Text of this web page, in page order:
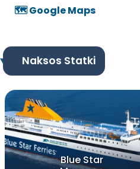
🗺️ Google Maps
Naksos Statki
Blue Star